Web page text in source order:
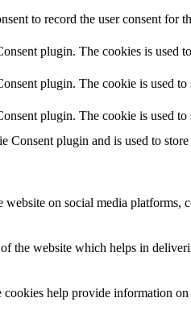
to record the user consent for
plugin. The cookies is used
plugin. The cookie is used
plugin. The cookie is used
plugin and is used to
on social media platforms,
the website which helps in
help provide information